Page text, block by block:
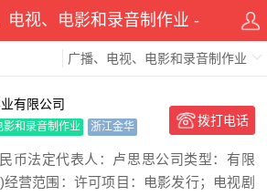
广播、电视、电影和录音制作业
有限公司
影和录音制作业 浙江金华 拨打电话
币法定代表人：卢思思公司类型：有限
营范围：许可项目：电影发行；电视剧
电视、电影和录音制作业 -
人财会同城